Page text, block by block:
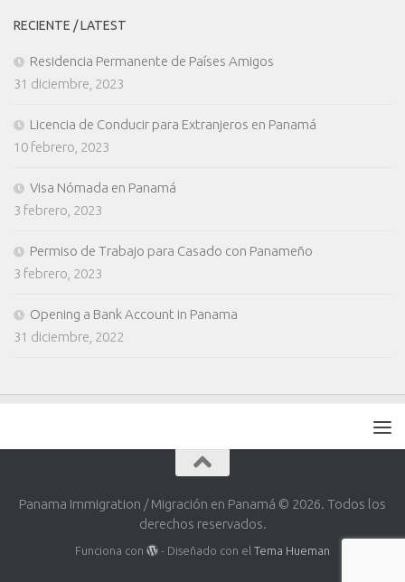
RECIENTE / LATEST
Residencia Permanente de Países Amigos
31 diciembre, 2023
Licencia de Conducir para Extranjeros en Panamá
10 febrero, 2023
Visa Nómada en Panamá
3 febrero, 2023
Permiso de Trabajo para Casado con Panameño
3 febrero, 2023
Opening a Bank Account in Panama
31 diciembre, 2022
Panama Immigration / Migración en Panamá © 2026. Todos los
derechos reservados.
Funciona con - Diseñado con elTema Hueman